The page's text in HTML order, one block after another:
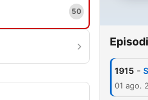
50
1915 -
01 ago.